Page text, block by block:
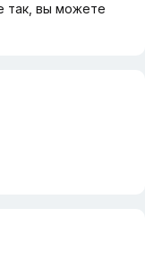
так, вы можете